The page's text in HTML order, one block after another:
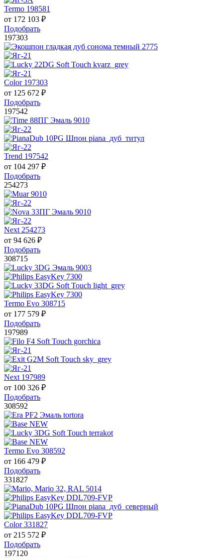
Termo 198581
от 172 103 ₽
Подобрать
197303
Color 197303
от 125 672 ₽
Подобрать
197542
Trend 197542
от 104 297 ₽
Подобрать
254273
Next 254273
от 94 626 ₽
Подобрать
308715
Termo Evo 308715
от 177 579 ₽
Подобрать
197989
Next 197989
от 100 326 ₽
Подобрать
308592
Termo Evo 308592
от 166 479 ₽
Подобрать
331827
Color 331827
от 215 572 ₽
Подобрать
197120